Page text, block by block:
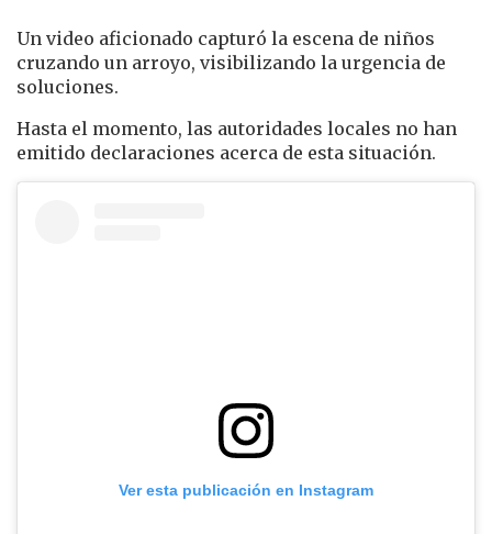
Un video aficionado capturó la escena de niños
cruzando un arroyo, visibilizando la urgencia de
soluciones.
Hasta el momento, las autoridades locales no han
emitido declaraciones acerca de esta situación.
Ver esta publicación en Instagram